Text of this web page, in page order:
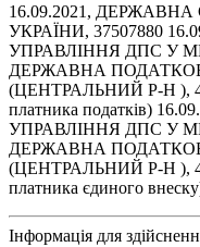
16.09.2021,
УКРАЇНИ, 37507880
УПРАВЛІННЯ ДПС У
ДЕРЖАВНА
(ЦЕНТРАЛЬНИЙ Р-Н ),
платника податків)
УПРАВЛІННЯ ДПС У
ДЕРЖАВНА
(ЦЕНТРАЛЬНИЙ Р-Н ),
платника єдиного
Інформація для